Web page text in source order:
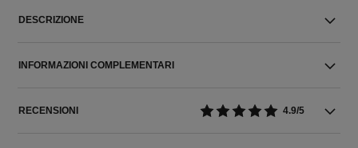
DESCRIZIONE
INFORMAZIONI COMPLEMENTARI
RECENSIONI 4.9/5